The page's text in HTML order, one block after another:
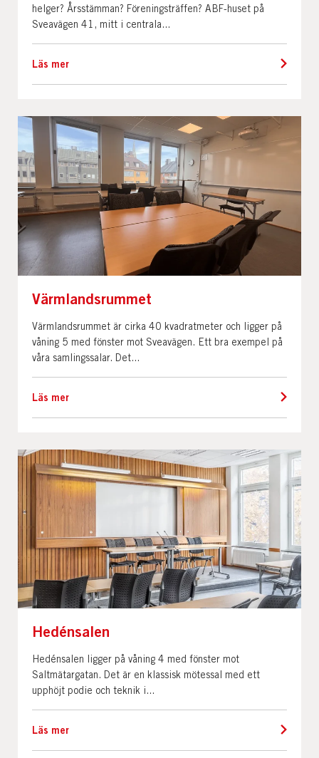
helger? Årsstämman? Föreningsträffen? ABF-huset på
Sveavägen 41, mitt i centrala...
Läs mer
Värmlandsrummet
Värmlandsrummet är cirka 40 kvadratmeter och ligger på
våning 5 med fönster mot Sveavägen. Ett bra exempel på
våra samlingssalar. Det...
Läs mer
Hedénsalen
Hedénsalen ligger på våning 4 med fönster mot
Saltmätargatan. Det är en klassisk mötessal med ett
upphöjt podie och teknik i...
Läs mer